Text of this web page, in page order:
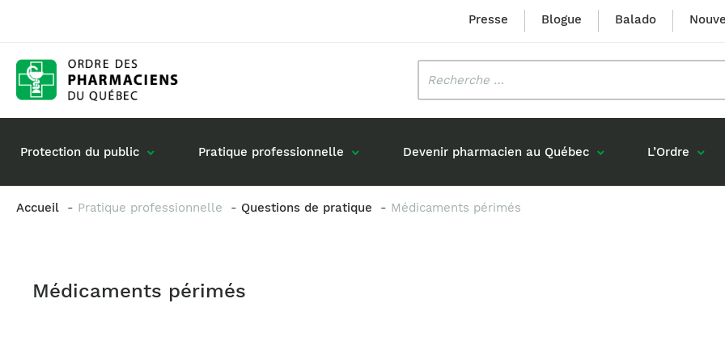
Presse Blogue Balado
Protection du public Pratique professionnelle
Exercice en société
Devenir pharmacien au Québec L’Ordre
Accueil Pratique professionnelle Questions de pratique Médicaments périmés
Médicaments périmés